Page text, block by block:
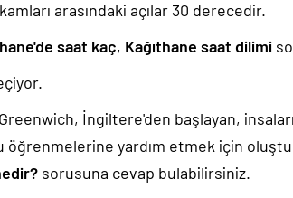
arasındaki açılar 30 derecedir.
saat kaç, Kağıthane saat dilimi
İngiltere'den başlayan,
öğrenmelerine yardım etmek için
sorusuna cevap bulabilirsiniz.